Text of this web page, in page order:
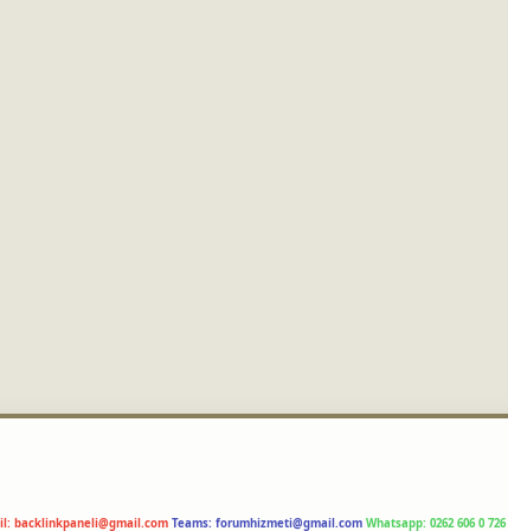
backlinkpaneli@gmail.com Teams: forumhizmeti@gmail.com Whatsapp: 0262 606 0 726